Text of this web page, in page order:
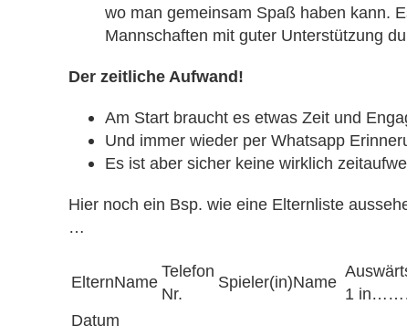
wo man gemeinsam Spaß haben kann.
Mannschaften mit guter Unterstützung
Der zeitliche Aufwand!
Am Start braucht es etwas Zeit und
Und immer wieder per Whatsapp
Es ist aber sicher keine wirklich
Hier noch ein Bsp. wie eine Elternliste
…
ElternName
Telefon
Nr.
Spieler(in)Name
1
Datum